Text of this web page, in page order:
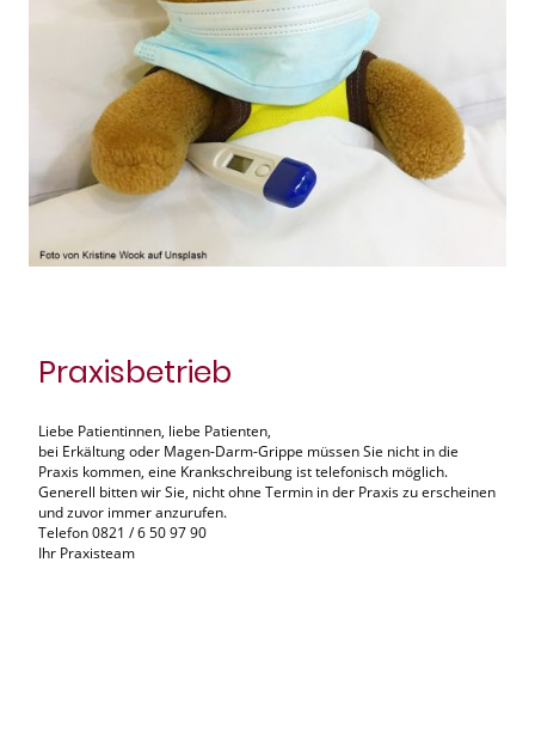
Praxisbetrieb
Liebe Patientinnen, liebe Patienten,
bei Erkältung oder Magen-Darm-Grippe müssen Sie nicht in die
Praxis kommen, eine Krankschreibung ist telefonisch möglich.
Generell bitten wir Sie, nicht ohne Termin in der Praxis zu erscheinen
und zuvor immer anzurufen.
Telefon 0821 / 6 50 97 90
Ihr Praxisteam